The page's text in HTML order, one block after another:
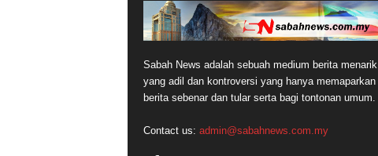
Sabah News adalah sebuah medium berita menarik
yang adil dan kontroversi yang hanya memaparkan
berita sebenar dan tular serta bagi tontonan umum.
Contact us: admin@sabahnews.com.my